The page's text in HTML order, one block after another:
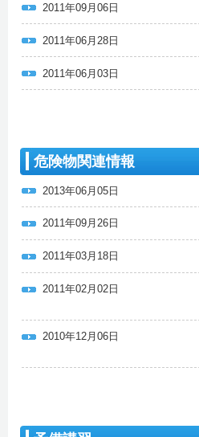
2011年09月06日
2011年06月28日
2011年06月03日
危険物関連情報
2013年06月05日
2011年09月26日
2011年03月18日
2011年02月02日
2010年12月06日